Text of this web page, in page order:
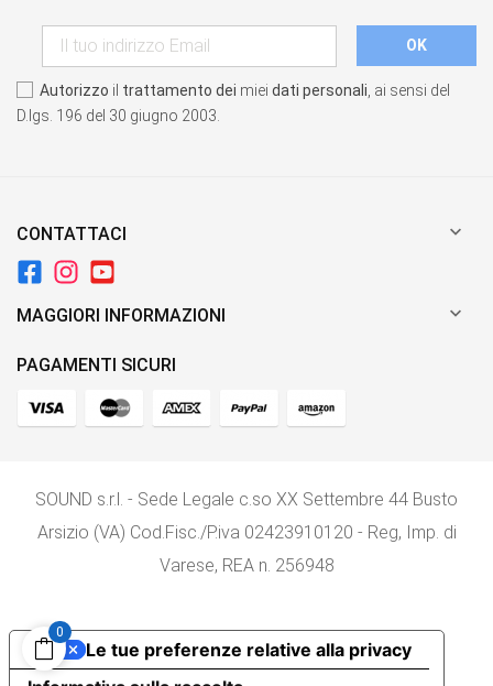
Autorizzo il trattamento dei miei dati personali , ai sensi del
D.lgs. 196 del 30 giugno 2003.
CONTATTACI 
MAGGIORI INFORMAZIONI 
PAGAMENTI SICURI
SOUND s.r.l. - Sede Legale c.so XX Settembre 44 Busto
Arsizio (VA) Cod.Fisc./P.iva 02423910120 - Reg, Imp. di
Varese, REA n. 256948
0
Le tue preferenze relative alla privacy